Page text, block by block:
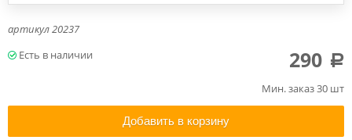
артикул20237
Мин. заказ 30 шт
290 a
Добавить в корзину